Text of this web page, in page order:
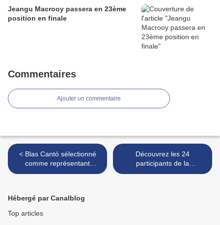
Jeangu Macrooy passera en 23ème
position en finale
Commentaires
Ajouter un commentaire
< Blas Cantó sélectionné
comme représentant
espagnol à l'Eurovision
Découvrez les 24
participants de la
présélection estonienne
Hébergé par Canalblog
Top articles